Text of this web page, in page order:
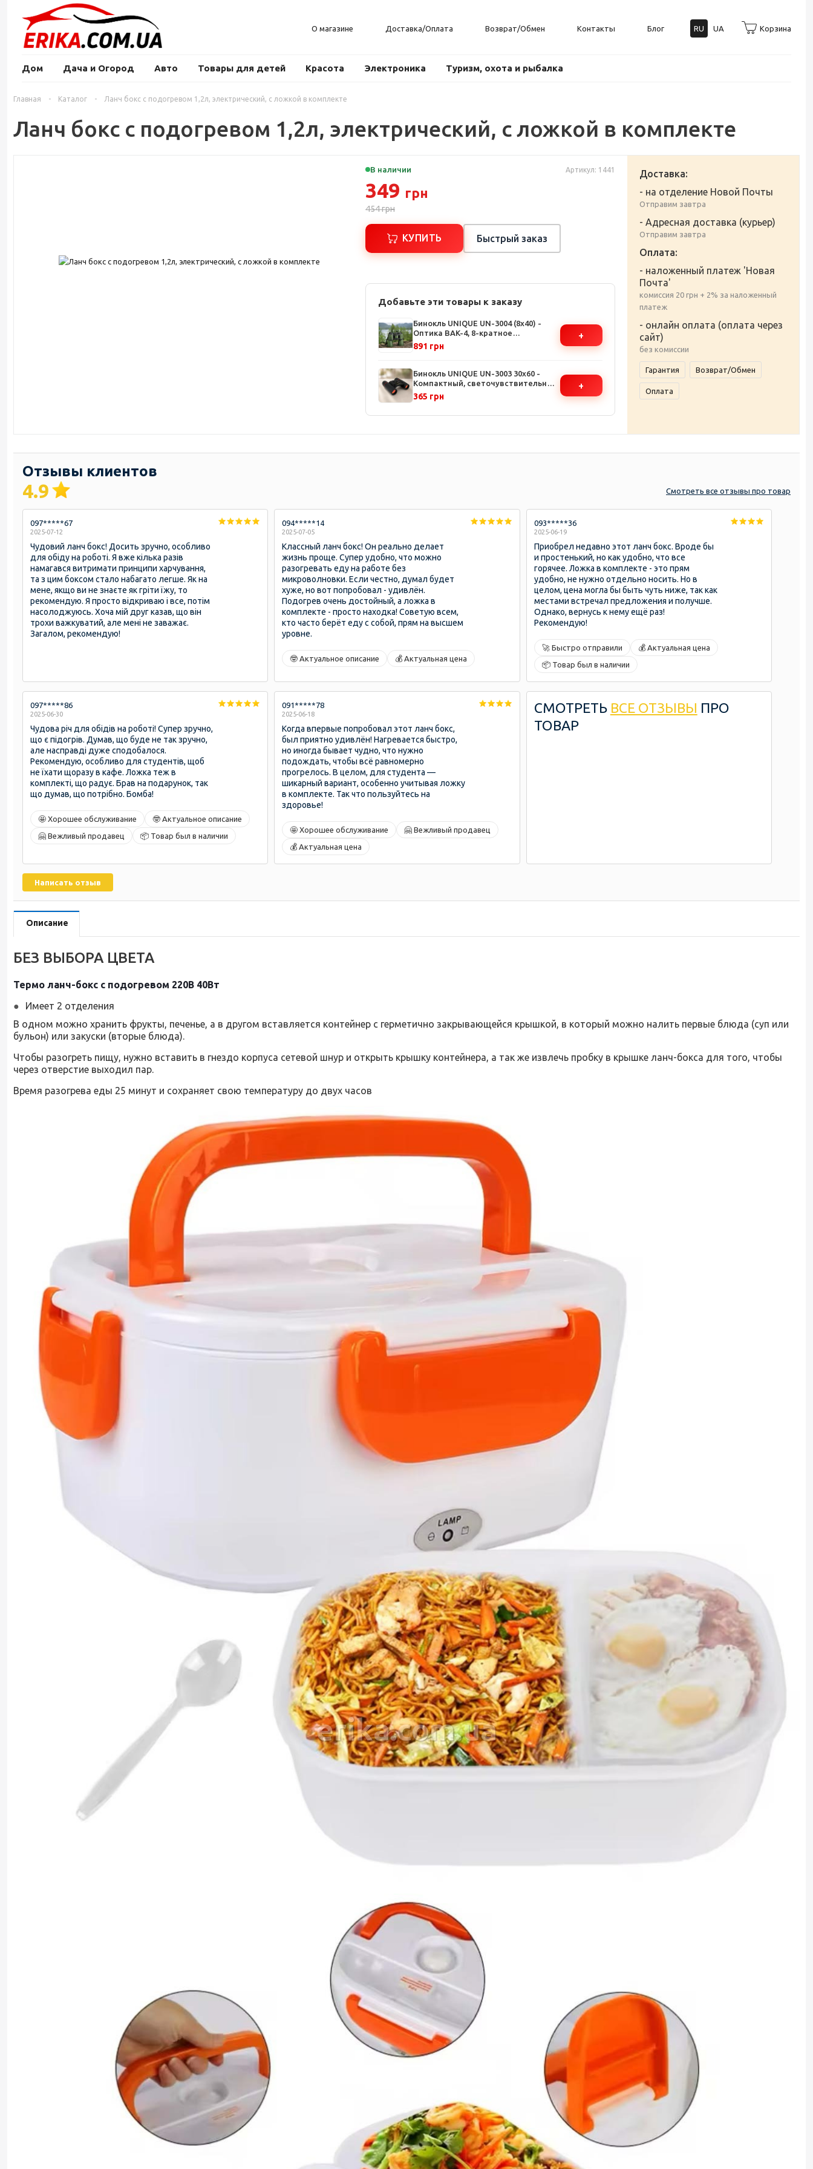
О магазине Доставка/Оплата Возврат/Обмен Контакты Блог RU UA Корзина
Дом Дача и Огород Авто Товары для детей Красота Электроника Туризм, охота и рыбалка
Главная - Каталог - Ланч бокс с подогревом 1,2л, электрический, с ложкой в комплекте
Ланч бокс с подогревом 1,2л, электрический, с ложкой в комплекте
В наличии Артикул: 1441
349 грн
454грн
КУПИТЬ Быстрый заказ
Добавьте эти товары к заказу
Бинокль UNIQUE UN-3004 (8x40) -
Оптика BAK-4, 8-кратное
увеличение, ударопрочный корпус,
для охоты и туризма
891 грн
+
Бинокль UNIQUE UN-3003 30x60 -
Компактный, светочувствительные
линзы, прорезиненный корпус, чехол
и ремешок в комплекте
365 грн
+
Доставка:
- на отделение Новой Почты
Отправим завтра
- Адресная доставка (курьер)
Отправим завтра
Оплата:
- наложенный платеж 'Новая
Почта'
комиссия 20 грн + 2% за наложенный
платеж
- онлайн оплата (оплата через
сайт)
без комиссии
Гарантия Возврат/Обмен
Оплата
Отзывы клиентов
4.9 Смотреть все отзывы про товар
097*****67
2025-07-12
Чудовий ланч бокс! Досить зручно, особливо
для обіду на роботі. Я вже кілька разів
намагався витримати принципи харчування,
та з цим боксом стало набагато легше. Як на
мене, якщо ви не знаєте як гріти їжу, то
рекомендую. Я просто відкриваю і все, потім
насолоджуюсь. Хоча мій друг казав, що він
трохи важкуватий, але мені не заважає.
Загалом, рекомендую!
094*****14
2025-07-05
Классный ланч бокс! Он реально делает
жизнь проще. Супер удобно, что можно
разогревать еду на работе без
микроволновки. Если честно, думал будет
хуже, но вот попробовал - удивлён.
Подогрев очень достойный, а ложка в
комплекте - просто находка! Советую всем,
кто часто берёт еду с собой, прям на высшем
уровне.
🤓 Актуальное описание 💰 Актуальная цена
093*****36
2025-06-19
Приобрел недавно этот ланч бокс. Вроде бы
и простенький, но как удобно, что все
горячее. Ложка в комплекте - это прям
удобно, не нужно отдельно носить. Но в
целом, цена могла бы быть чуть ниже, так как
местами встречал предложения и получше.
Однако, вернусь к нему ещё раз!
Рекомендую!
🚀 Быстро отправили
💰 Актуальная цена
📦 Товар был в наличии
097*****86
2025-06-30
Чудова річ для обідів на роботі! Супер зручно,
що є підогрів. Думав, що буде не так зручно,
але насправді дуже сподобалося.
Рекомендую, особливо для студентів, щоб
не їхати щоразу в кафе. Ложка теж в
комплекті, що радує. Брав на подарунок, так
що думав, що потрібно. Бомба!
🤩 Хорошее обслуживание
🤓 Актуальное описание
🤗 Вежливый продавец
📦 Товар был в наличии
091*****78
2025-06-18
Когда впервые попробовал этот ланч бокс,
был приятно удивлён! Нагревается быстро,
но иногда бывает чудно, что нужно
подождать, чтобы всё равномерно
прогрелось. В целом, для студента —
шикарный вариант, особенно учитывая ложку
в комплекте. Так что пользуйтесь на
здоровье!
🤩 Хорошее обслуживание
🤗 Вежливый продавец
💰 Актуальная цена
СМОТРЕТЬ ВСЕ ОТЗЫВЫ ПРО
ТОВАР
Написать отзыв
Описание
БЕЗ ВЫБОРА ЦВЕТА
Термо ланч-бокс с подогревом 220В 40Вт
Имеет 2 отделения
В одном можно хранить фрукты, печенье, а в другом вставляется контейнер с герметично закрывающейся крышкой, в который можно налить первые блюда (суп или
бульон) или закуски (вторые блюда).
Чтобы разогреть пищу, нужно вставить в гнездо корпуса сетевой шнур и открыть крышку контейнера, а так же извлечь пробку в крышке ланч-бокса для того, чтобы
через отверстие выходил пар.
Время разогрева еды 25 минут и сохраняет свою температуру до двух часов
erika.com.ua